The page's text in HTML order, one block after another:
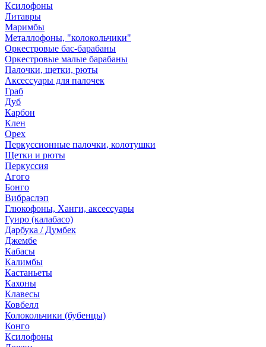
Ксилофоны
Литавры
Маримбы
Металлофоны, "колокольчики"
Оркестровые бас-барабаны
Оркестровые малые барабаны
Палочки, щетки, рюты
Аксессуары для палочек
Граб
Дуб
Карбон
Клен
Орех
Перкуссионные палочки, колотушки
Щетки и рюты
Перкуссия
Агого
Бонго
Вибраслэп
Глюкофоны, Ханги, аксессуары
Гуиро (калабасо)
Дарбука / Думбек
Джембе
Кабасы
Калимбы
Кастаньеты
Кахоны
Клавесы
Ковбелл
Колокольчики (бубенцы)
Конго
Ксилофоны